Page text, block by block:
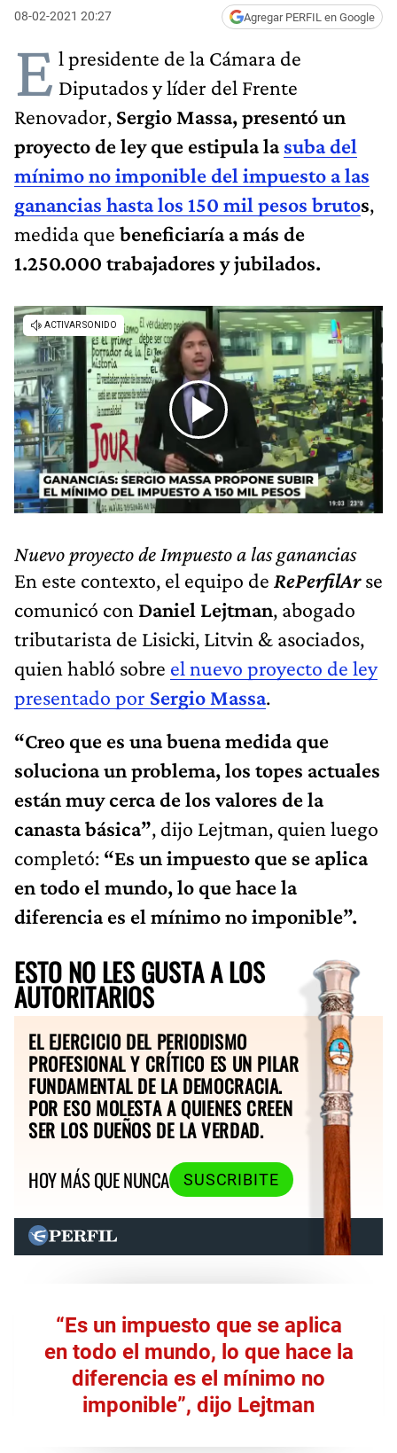
08-02-2021 20:27 Agregar PERFIL en Google
E l presidente de la Cámara de
Diputados y líder del Frente
Renovador, Sergio Massa, presentó un
proyecto de ley que estipula lasuba del
mínimo no imponible del impuesto a las
ganancias hasta los 150 mil pesos brutos,
medida que beneficiaría a más de
1.250.000 trabajadores y jubilados.
Nuevo proyecto de Impuesto a las ganancias
En este contexto, el equipo de RePerfilArse
comunicó con Daniel Lejtman, abogado
tributarista de Lisicki, Litvin & asociados,
quien habló sobre el nuevo proyecto de ley
presentado por Sergio Massa.
“Creo que es una buena medida que
soluciona un problema, los topes actuales
están muy cerca de los valores de la
canasta básica”, dijo Lejtman, quien luego
completó: “Es un impuesto que se aplica
en todo el mundo, lo que hace la
diferencia es el mínimo no imponible”.
ESTO NO LES GUSTA A LOS
AUTORITARIOS
EL EJERCICIO DEL PERIODISMO
PROFESIONAL Y CRÍTICO ES UN PILAR
FUNDAMENTAL DE LA DEMOCRACIA.
POR ESO MOLESTA A QUIENES CREEN
SER LOS DUEÑOS DE LA VERDAD.
HOY MÁS QUE NUNCA
SUSCRIBITE
“Es un impuesto que se aplica
en todo el mundo, lo que hace la
diferencia es el mínimo no
imponible”, dijo Lejtman